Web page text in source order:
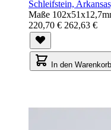
Schleifstein,
Maße
220,70 € 262,63 €
In den Warenkorb